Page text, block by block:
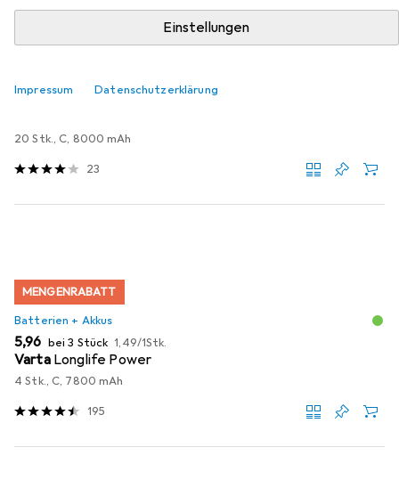
Einstellungen
Impressum Datenschutzerklärung
EUR
27,45 EUR
20 Stk., C, 8000 mAh
23
MENGENRABATT
Batterien + Akkus
EUR
5,96 bei 3 Stück EUR
1,49/1Stk.
Varta Longlife Power
4 Stk., C, 7800 mAh
195